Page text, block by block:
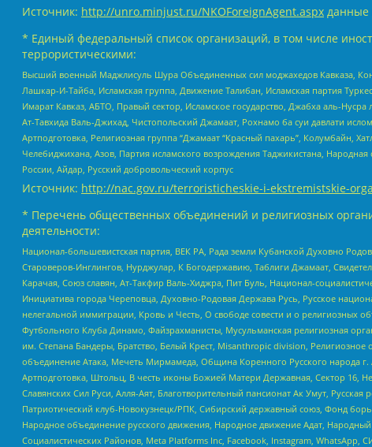
Источник: http://unro.minjust.ru/NKOForeignAgent.aspx данные
* Единый федеральный список организаций, в том числе
террористическими:
Высший военный Маджлисуль Шура Объединенных сил моджахедов Кавказа,
Лашкар-И-Тайба, Исламская группа, Движение Талибан, Исламская партия
Имарат Кавказ, АБТО, Правый сектор, Исламское государство, Джабха аль-
Ат-Тавхида Валь-Джихад, Чистопольский Джамаат, Рохнамо ба суи давлати
Артподготовка, Религиозная группа “Джамаат “Красный пахарь”, Колумбайн,
Челебиджихана, Азов, Партия исламского возрождения Таджикистана,
России, Айдар, Русский добровольческий корпус
Источник: http://nac.gov.ru/terroristicheskie-i-ekstremistskie-
* Перечень общественных объединений и религиозных
деятельности:
Национал-большевистская партия, ВЕК РА, Рада земли Кубанской Духовно
Староверов-Инглингов, Нурджулар, К Богодержавию, Таблиги Джамаат,
Карачая, Союз славян, Ат-Такфир Валь-Хиджра, Пит Буль, Национал-
Инициатива города Череповца, Духовно-Родовая Держава Русь, Русское
нелегальной иммиграции, Кровь и Честь, О свободе совести и о религиозных
Футбольного Клуба Динамо, Файзрахманисты, Мусульманская религиозная
им. Степана Бандеры, Братство, Белый Крест, Misanthropic division,
объединение Атака, Мечеть Мирмамеда, Община Коренного Русского народа
Артподготовка, Штольц, В честь иконы Божией Матери Державная, Сектор 16,
Славянских Сил Руси, Алля-Аят, Благотворительный пансионат Ак Умут,
Патриотический клуб-Новокузнецк/РПК, Сибирский державный союз, Фонд
Народное объединение русского движения, Народное движение Адат,
Социалистических Районов, Meta Platforms Inc, Facebook, Instagram,